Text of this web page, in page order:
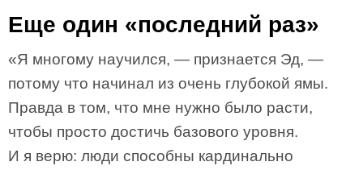
Еще один «последний раз»
«Я многому научился, — признается Эд, —
потому что начинал из очень глубокой ямы.
Правда в том, что мне нужно было расти,
чтобы просто достичь базового уровня.
И я верю: люди способны кардинально